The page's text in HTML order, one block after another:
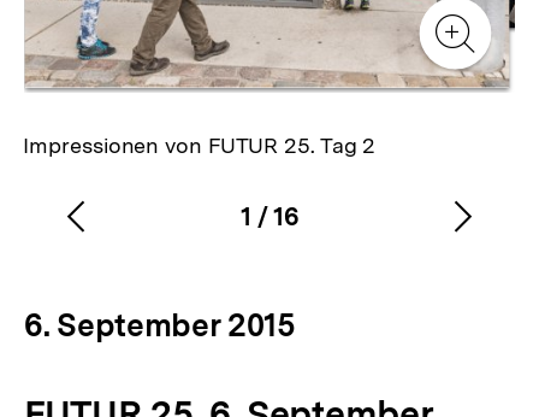
Zur
Galerieansicht
Impressionen von FUTUR 25. Tag 2
Karussellinhalt
1
von
/16
Vorherigen
6. September 2015